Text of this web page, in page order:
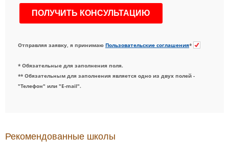
Отправляя заявку, я принимаю Пользовательские соглашения*
* Обязательные для заполнения поля.
** Обязательным для заполнения является одно из двух полей -
"Телефон" или "E-mail".
Рекомендованные школы